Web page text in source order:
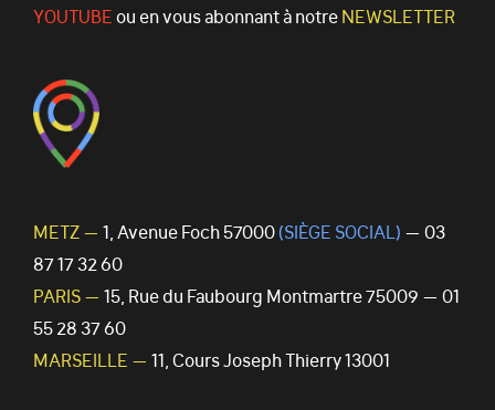
YOUTUBEou en vous abonnant à notreNEWSLETTER
METZ — 1, Avenue Foch 57000(SIÈGE SOCIAL) — 03
87 17 32 60
PARIS — 15, Rue du Faubourg Montmartre 75009 — 01
55 28 37 60
MARSEILLE — 11, Cours Joseph Thierry 13001